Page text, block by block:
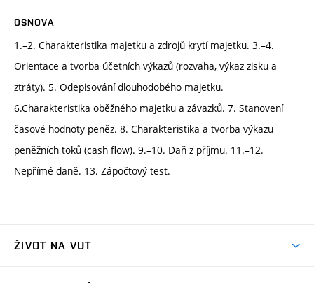
OSNOVA
1.–2. Charakteristika majetku a zdrojů krytí majetku. 3.–4.
Orientace a tvorba účetních výkazů (rozvaha, výkaz zisku a
ztráty). 5. Odepisování dlouhodobého majetku.
6.Charakteristika oběžného majetku a závazků. 7. Stanovení
časové hodnoty peněz. 8. Charakteristika a tvorba výkazu
peněžních toků (cash flow). 9.–10. Daň z příjmu. 11.–12.
Nepřímé daně. 13. Zápočtový test.
ŽIVOT NA VUT